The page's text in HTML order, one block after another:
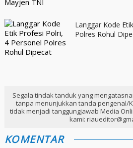
Langgar Kode
Polres Rohul
Segala tindak tanduk yang
tanpa menunjukkan tanda pengenal/
tidak menjadi tanggungjawab Media
kami:
KOMENTAR